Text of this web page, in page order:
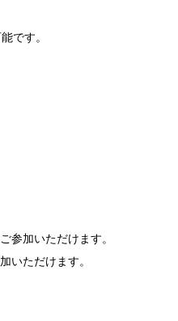
です。
参加いただけます。
いただけます。